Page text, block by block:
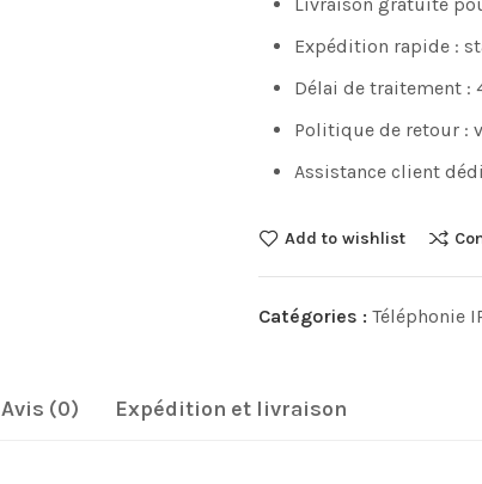
Expédition rapide :
Délai de traitement :
Politique de retour :
Assistance client
Add to wishlist
Catégories : Téléphonie
Avis (0) Expédition et livraison